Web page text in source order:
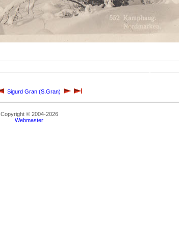
Sigurd Gran (S.Gran)
Copyright © 2004-2026
Webmaster